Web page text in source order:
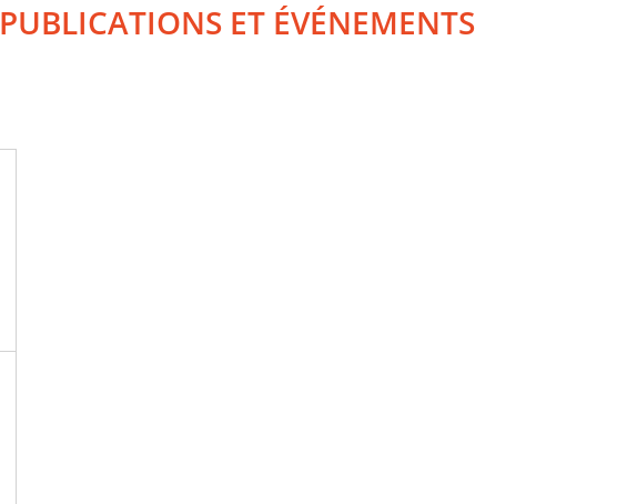
PUBLICATIONS ET ÉVÉNEMENTS